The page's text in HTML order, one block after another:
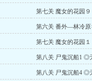
第七关 魔女的花园
第六关 番外—林冷
第七关 魔女的花园
第八关 尸鬼沉船1 ◎
第八关 尸鬼沉船4 ◎